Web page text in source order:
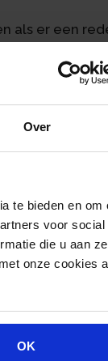
Over
te bieden en om
voor social
die u aan
onze cookies
OK
als er een
een
een
de
functie
Voor de
een
functie
waartoe
dat
daarmee
werkgever